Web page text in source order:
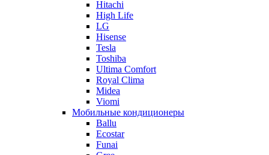
Hitachi
High Life
LG
Hisense
Tesla
Toshiba
Ultima Comfort
Royal Clima
Midea
Viomi
Мобильные кондиционеры
Ballu
Ecostar
Funai